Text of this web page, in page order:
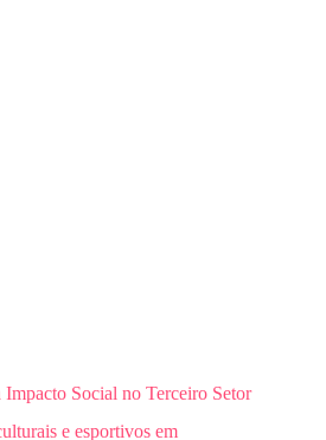
Social no Terceiro Setor